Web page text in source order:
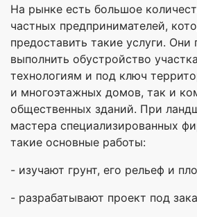
На рынке есть большое
частных предпринимателей,
предоставить такие услуги. Они
выполнить обустройство
технологиям и под ключ
и многоэтажных домов, так и
общественных зданий. При
мастера специализированных
такие основные работы:
- изучают грунт, его рельеф и
- разрабатывают проект под